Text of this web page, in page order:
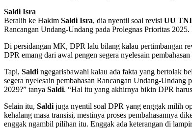
Saldi Isra
Beralih ke Hakim Saldi Isra, dia nyentil soal revisi UU TNI
Rancangan Undang-Undang pada Prolegnas Prioritas
Di persidangan MK, DPR lalu bilang kalau pertimbangan
DPR emang dari awal pengen segera nyelesain
Tapi, Saldi ngegarisbawahi kalau ada fakta yang bertolak
segera nyelesain pembahasan Rancangan Undang-Undang
2029?” tanya Saldi. “Hal itu yang akhirnya bikin DPR
Selain itu, Saldi juga nyentil soal DPR yang enggak milih
kehalang masa transisi, mestinya proses pembahasannya
enggak ngambil pilihan itu. Enggak ada keterangan di